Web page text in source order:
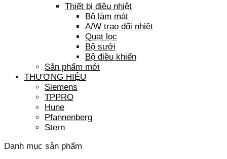
Thiết bị điều nhiệt
Bộ làm mát
A/W trao đổi nhiệt
Quạt lọc
Bộ sưởi
Bộ điều khiển
Sản phẩm mới
THƯƠNG HIỆU
Siemens
TPPRO
Hune
Pfannenberg
Stern
Danh mục sản phẩm